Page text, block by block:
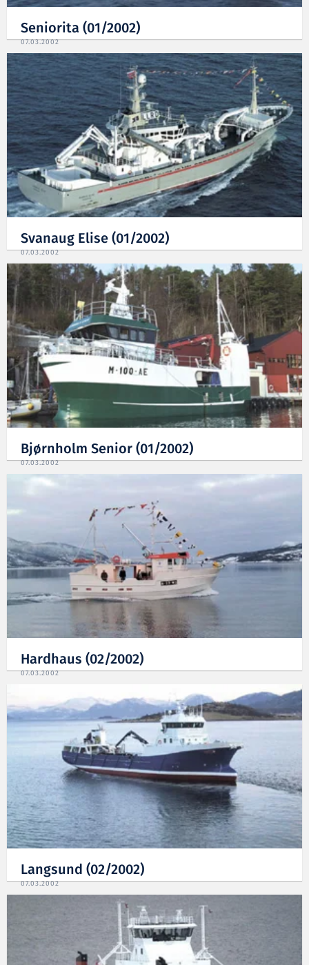
Seniorita (01/2002)
07.03.2002
Svanaug Elise (01/2002)
07.03.2002
Bjørnholm Senior (01/2002)
07.03.2002
Hardhaus (02/2002)
07.03.2002
Langsund (02/2002)
07.03.2002